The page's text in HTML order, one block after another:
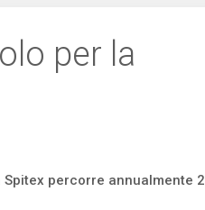
per la
percorre annualmente 2